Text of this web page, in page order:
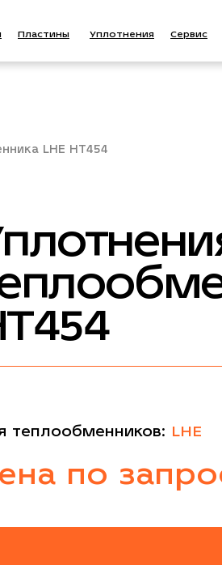
Пластины Уплотнения Сервис
LHE HT454
теплообменников: LHE
по